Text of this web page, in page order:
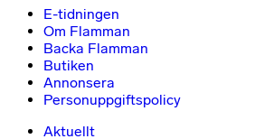
E-tidningen
Om Flamman
Backa Flamman
Butiken
Annonsera
Personuppgiftspolicy
Aktuellt